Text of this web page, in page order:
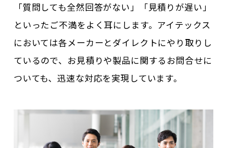
「質問しても全然回答がない」「見積りが遅い」
といったご不満をよく耳にします。アイテックス
においては各メーカーとダイレクトにやり取りし
ているので、お見積りや製品に関するお問合せに
ついても、迅速な対応を実現しています。